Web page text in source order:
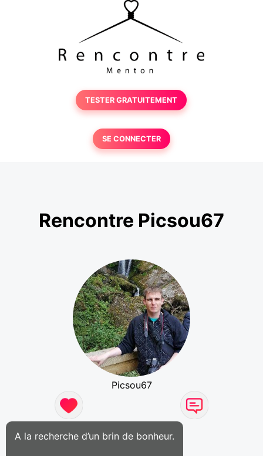
TESTER GRATUITEMENT
SE CONNECTER
Rencontre Picsou67
Picsou67
A la recherche d’un brin de bonheur.